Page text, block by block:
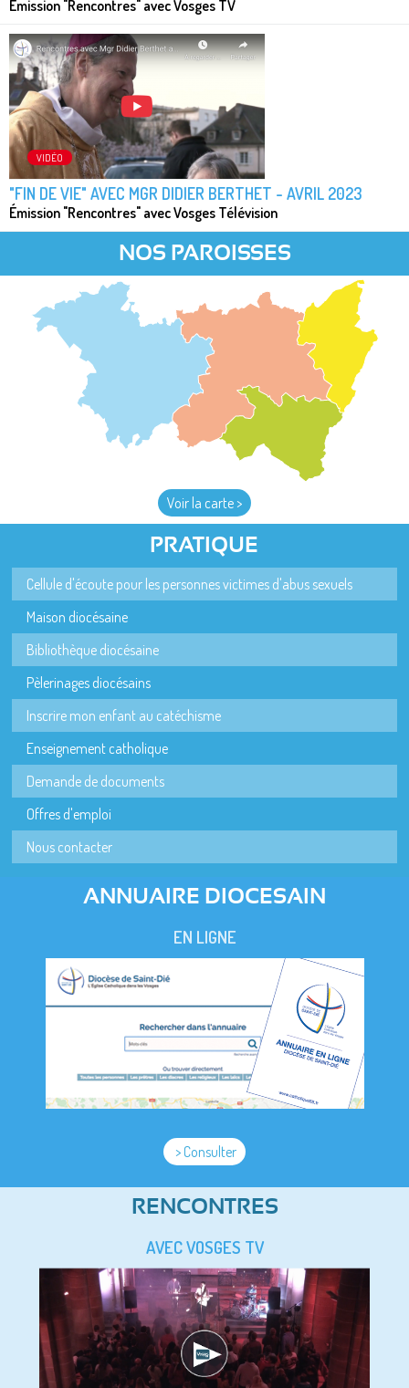
Émission "Rencontres" avec Vosges TV
VIDÉO
"FIN DE VIE" AVEC MGR DIDIER BERTHET - AVRIL 2023
Émission "Rencontres" avec Vosges Télévision
NOS PAROISSES
Voir la carte >
PRATIQUE
Cellule d'écoute pour les personnes victimes d'abus sexuels
Maison diocésaine
Bibliothèque diocésaine
Pèlerinages diocésains
Inscrire mon enfant au catéchisme
Enseignement catholique
Demande de documents
Offres d'emploi
Nous contacter
ANNUAIRE DIOCESAIN
EN LIGNE
> Consulter
RENCONTRES
AVEC VOSGES TV